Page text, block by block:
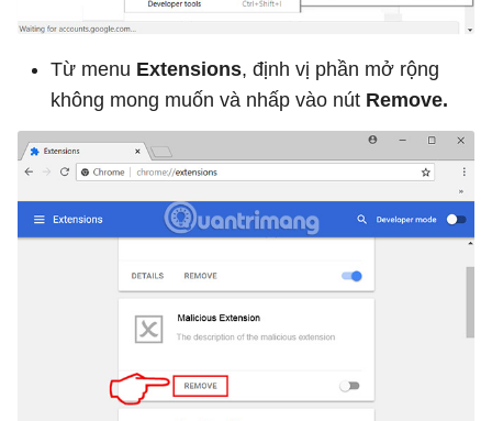
Từ menu Extensions, định vị phần mở rộng
không mong muốn và nhấp vào nút Remove.